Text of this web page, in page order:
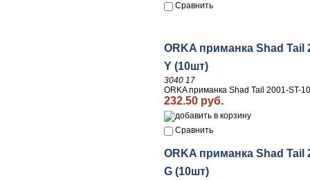
Сравнить
ORKA приманка Shad Tail
Y (10шт)
3040 17
ORKA приманка Shad Tail 2001-ST-
232.50 руб.
Сравнить
ORKA приманка Shad Tail
G (10шт)